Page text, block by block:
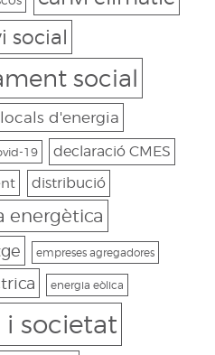
social
social
d'energia
19
declaració CMES
distribució
energètica
empreses agregadores
energia eòlica
i societat